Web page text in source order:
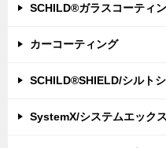
SCHILD®ガラスコーティ
カーコーティング
SCHILD®SHIELD/シルト
SystemX/システムエック